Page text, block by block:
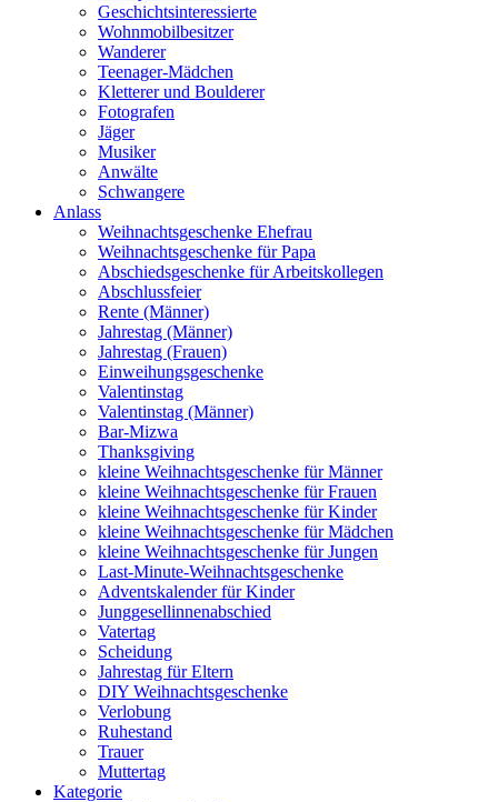
Geschichtsinteressierte
Wohnmobilbesitzer
Wanderer
Teenager-Mädchen
Kletterer und Boulderer
Fotografen
Jäger
Musiker
Anwälte
Schwangere
Anlass
Weihnachtsgeschenke Ehefrau
Weihnachtsgeschenke für Papa
Abschiedsgeschenke für Arbeitskollegen
Abschlussfeier
Rente (Männer)
Jahrestag (Männer)
Jahrestag (Frauen)
Einweihungsgeschenke
Valentinstag
Valentinstag (Männer)
Bar-Mizwa
Thanksgiving
kleine Weihnachtsgeschenke für Männer
kleine Weihnachtsgeschenke für Frauen
kleine Weihnachtsgeschenke für Kinder
kleine Weihnachtsgeschenke für Mädchen
kleine Weihnachtsgeschenke für Jungen
Last-Minute-Weihnachtsgeschenke
Adventskalender für Kinder
Junggesellinnenabschied
Vatertag
Scheidung
Jahrestag für Eltern
DIY Weihnachtsgeschenke
Verlobung
Ruhestand
Trauer
Muttertag
Kategorie